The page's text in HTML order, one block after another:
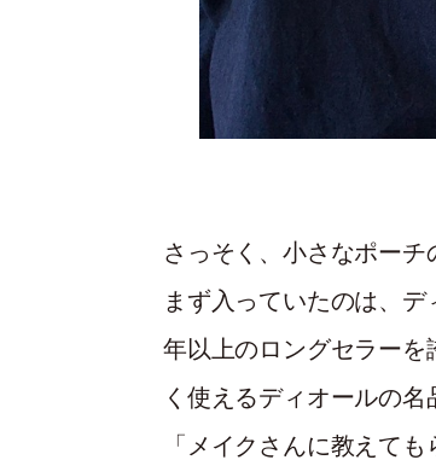
さっそく、小さなポーチ
まず入っていたのは、
年以上のロングセラー
く使えるディオールの名
「メイクさんに教えて